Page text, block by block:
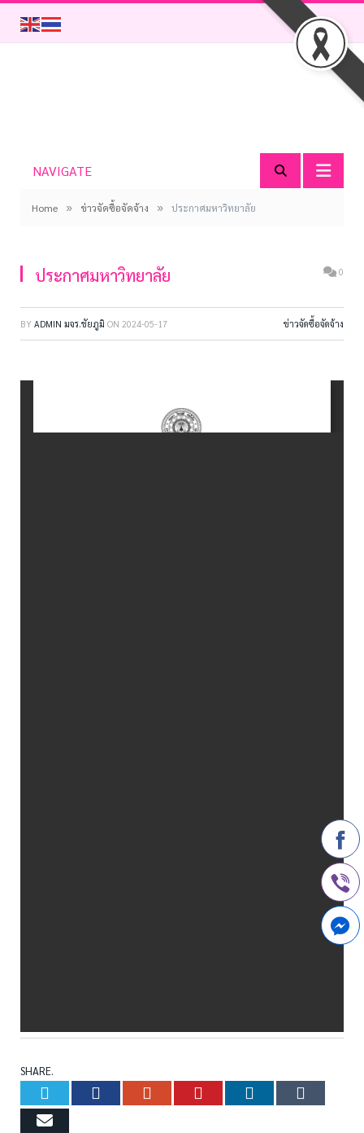
NAVIGATE
Home » ข่าวจัดซื้อจัดจ้าง » ประกาศมหาวิทยาลัย
ประกาศมหาวิทยาลัย 0
BY ADMIN มจร.ชัยภูมิ ON 2024-05-17 ข่าวจัดซื้อจัดจ้าง
SHARE.
TwitterFacebookGoogle+Pinterest
LinkedIn
Email